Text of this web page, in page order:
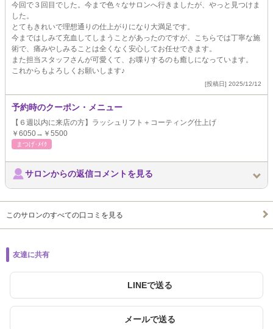
今回で３回目でした。今まで色々なサロンへ行きましたが、やっと見つけま
した。
とてもきれいで理想通りの仕上がりになり大満足です。
今まではしみて充血してしまうことがあったのですが、こちらでは丁寧な施
術で、痛みやしみることは全くなく安心してお任せできます。
また担当スタッフさんが可愛くて、お喋りするのも癒しになっています。
これからもよろしくお願いします♪
[投稿日] 2025/12/12
予約時のクーポン・メニュー
【６週以内に来店の方】ラッシュリフト＋コーティング仕上げ
￥6050→￥5500
まつげ･ﾒｲｸ
サロンからの返信コメントを見る
このサロンのすべての口コミを見る
友達に共有
LINEで送る
メールで送る